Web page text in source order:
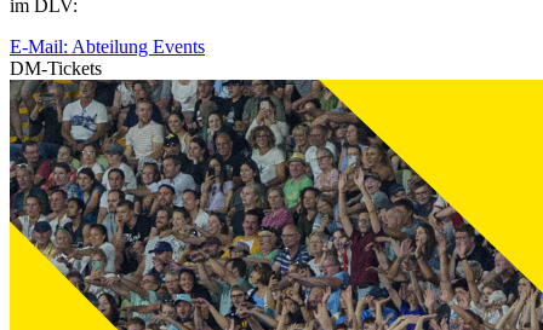
im DLV:
E-Mail: Abteilung Events
DM-Tickets